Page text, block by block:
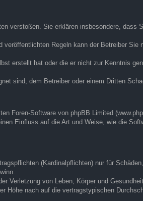
verstoßen. Sie erklären insbesondere, dass
Regeln kann der Betreiber Sie
erstellt hat oder die er nicht zur Kenntnis
sind, dem Betreiber oder einem Dritten
Foren-Software von phpBB Limited
Einfluss auf die Art und Weise, wie die
(Kardinalpflichten) nur für
Verletzung von Leben, Körper und
Höhe nach auf die vertragstypischen